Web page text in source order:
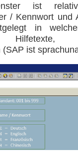
ist
/ Kennwort und
in
Hilfetexte,
ist